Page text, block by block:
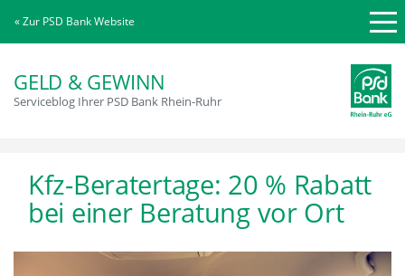
« Zur PSD Bank Website
GELD & GEWINN
Serviceblog Ihrer PSD Bank Rhein-Ruhr
Kfz-Beratertage: 20 % Rabatt
bei einer Beratung vor Ort